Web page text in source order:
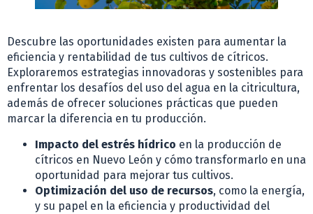
Descubre las oportunidades existen para aumentar la
eficiencia y rentabilidad de tus cultivos de cítricos.
Exploraremos estrategias innovadoras y sostenibles para
enfrentar los desafíos del uso del agua en la citricultura,
además de ofrecer soluciones prácticas que pueden
marcar la diferencia en tu producción.
Impacto del estrés hídrico en la producción de
cítricos en Nuevo León y cómo transformarlo en una
oportunidad para mejorar tus cultivos.
Optimización del uso de recursos, como la energía,
y su papel en la eficiencia y productividad del